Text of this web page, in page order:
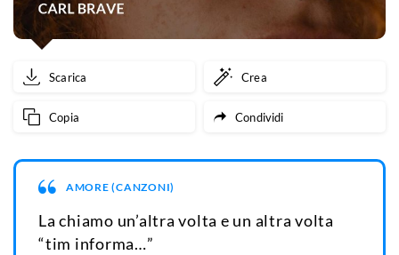
Scarica Crea
Copia Condividi
AMORE (CANZONI)
La chiamo un’altra volta e un altra volta
“tim informa…”